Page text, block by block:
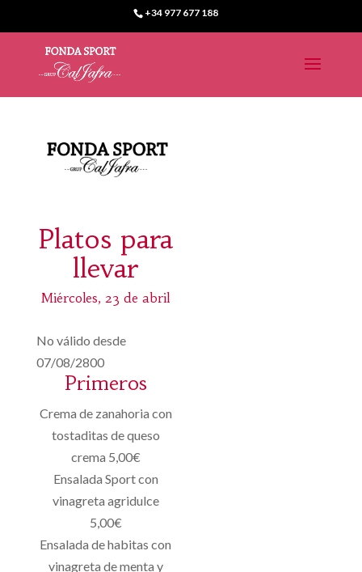
+34 977 677 188
Platos para
llevar
Miércoles, 23 de abril
No válido desde
07/08/2800
Primeros
Crema de zanahoria con
tostaditas de queso
crema 5,00€
Ensalada Sport con
vinagreta agridulce
5,00€
Ensalada de habitas con
vinagreta de menta y